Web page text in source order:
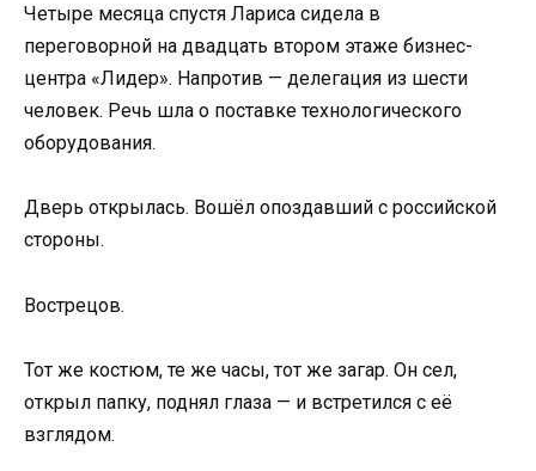
Четыре месяца спустя Лариса сидела в
переговорной на двадцать втором этаже бизнес-
центра «Лидер». Напротив — делегация из шести
человек. Речь шла о поставке технологического
оборудования.
Дверь открылась. Вошёл опоздавший с российской
стороны.
Вострецов.
Тот же костюм, те же часы, тот же загар. Он сел,
открыл папку, поднял глаза — и встретился с её
взглядом.